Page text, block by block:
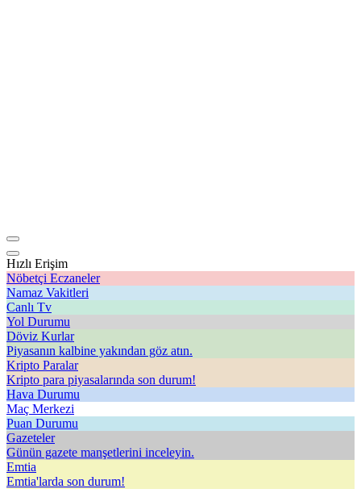
Hızlı Erişim
Nöbetçi Eczaneler
Namaz Vakitleri
Canlı Tv
Yol Durumu
Döviz Kurlar
Piyasanın kalbine yakından göz atın.
Kripto Paralar
Kripto para piyasalarında son durum!
Hava Durumu
Maç Merkezi
Puan Durumu
Gazeteler
Günün gazete manşetlerini inceleyin.
Emtia
Emtia'larda son durum!